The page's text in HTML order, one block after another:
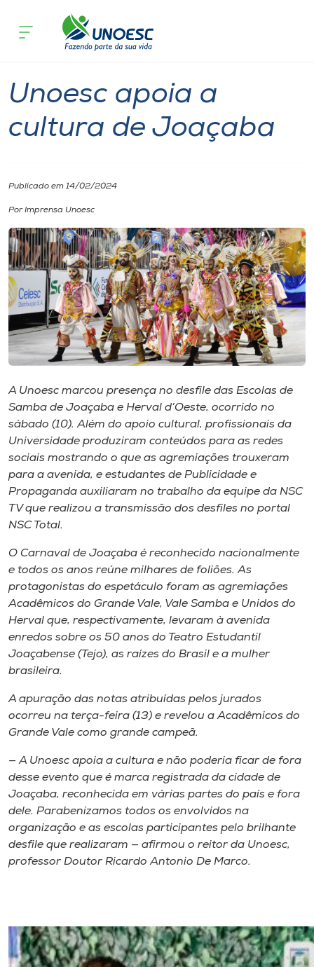
Cursos
Pesquisa
A
Unoesc
Internacionalização
I.nova
Diplomados
Cultura
CPA
Biblioteca
Editora
Rádio
Museu
Unoesc
Store
Selecione
o idioma
A+
A-
Joaçaba
Unoesc apoia a
cultura de Joaçaba
Publicado em 14/02/2024
Por Imprensa Unoesc
A Unoesc marcou presença no desfile das Escolas de
Samba de Joaçaba e Herval d’Oeste, ocorrido no
sábado (10). Além do apoio cultural, profissionais da
Universidade produziram conteúdos para as redes
sociais mostrando o que as agremiações trouxeram
para a avenida, e estudantes de Publicidade e
Propaganda auxiliaram no trabalho da equipe da NSC
TV que realizou a transmissão dos desfiles no portal
NSC Total.
O Carnaval de Joaçaba é reconhecido nacionalmente
e todos os anos reúne milhares de foliões. As
protagonistas do espetáculo foram as agremiações
Acadêmicos do Grande Vale, Vale Samba e Unidos do
Herval que, respectivamente, levaram à avenida
enredos sobre os 50 anos do Teatro Estudantil
Joaçabense (Tejo), as raízes do Brasil e a mulher
brasileira.
A apuração das notas atribuídas pelos jurados
ocorreu na terça-feira (13) e revelou a Acadêmicos do
Grande Vale como grande campeã.
— A Unoesc apoia a cultura e não poderia ficar de fora
desse evento que é marca registrada da cidade de
Joaçaba, reconhecida em várias partes do país e fora
dele. Parabenizamos todos os envolvidos na
organização e as escolas participantes pelo brilhante
desfile que realizaram — afirmou o reitor da Unoesc,
professor Doutor Ricardo Antonio De Marco.